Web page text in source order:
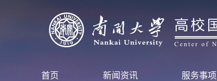
首页 新闻资讯 服务事项